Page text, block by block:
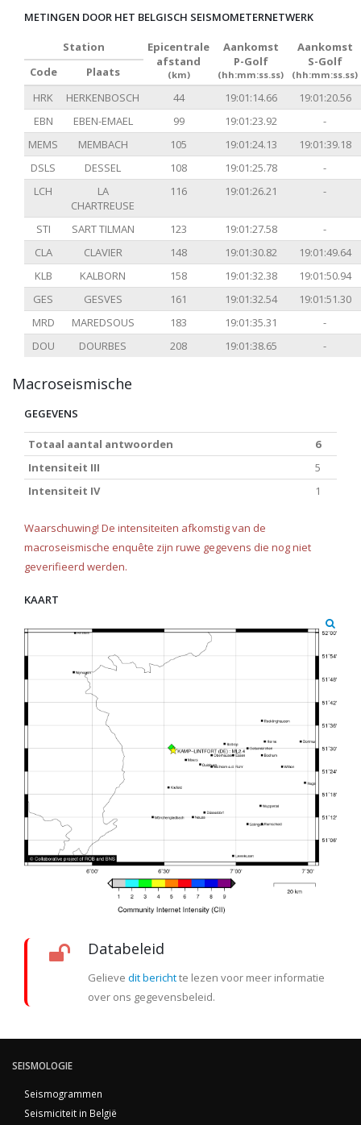
METINGEN DOOR HET BELGISCH SEISMOMETERNETWERK
Station
Epicentrale
afstand
(km)
Aankomst
P-Golf
(hh:mm:ss.ss)
Aankomst
S-Golf
(hh:mm:ss.ss)
Code
Plaats
HRK
HERKENBOSCH 44 19:01:14.66
19:01:20.56
EBN
EBEN-EMAEL 99 19:01:23.92
-
MEMS
MEMBACH 105 19:01:24.13
19:01:39.18
DSLS
DESSEL 108 19:01:25.78
-
LCH
LA
CHARTREUSE
116 19:01:26.21 -
STI SART TILMAN 123 19:01:27.58
-
CLA
CLAVIER 148 19:01:30.82
19:01:49.64
KLB
KALBORN 158 19:01:32.38
19:01:50.94
GES
GESVES 161 19:01:32.54
19:01:51.30
MRD
MAREDSOUS 183 19:01:35.31
-
DOU
DOURBES 208 19:01:38.65 -
Macroseismische
GEGEVENS
Totaal aantal antwoorden
6
Intensiteit III
5
Intensiteit IV
1
Waarschuwing! De intensiteiten afkomstig van de
macroseismische enquête zijn ruwe gegevens die nog niet
geverifieerd werden.
KAART
Databeleid
Gelieve dit berichtte lezen voor meer informatie
over ons gegevensbeleid.
SEISMOLOGIE
Seismogrammen
Seismiciteit in België